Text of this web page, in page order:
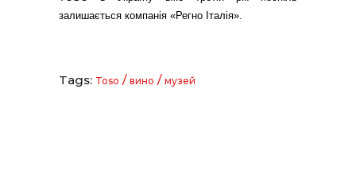
залишається компанія «Регно Італія».
Tags: Toso / вино / музей